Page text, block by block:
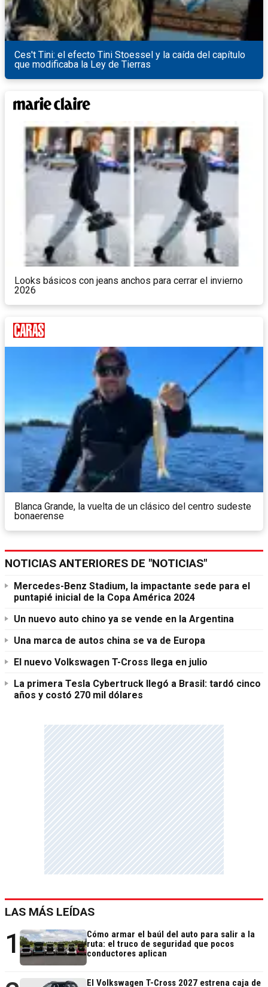
Ces't Tini: el efecto Tini Stoessel y la caída del capítulo
que modificaba la Ley de Tierras
Looks básicos con jeans anchos para cerrar el invierno
2026
Blanca Grande, la vuelta de un clásico del centro sudeste
bonaerense
NOTICIAS ANTERIORES DE "NOTICIAS"
Mercedes-Benz Stadium, la impactante sede para el
puntapié inicial de la Copa América 2024
Un nuevo auto chino ya se vende en la Argentina
Una marca de autos china se va de Europa
El nuevo Volkswagen T-Cross llega en julio
La primera Tesla Cybertruck llegó a Brasil: tardó cinco
años y costó 270 mil dólares
LAS MÁS LEÍDAS
1
Cómo armar el baúl del auto para salir a la
ruta: el truco de seguridad que pocos
conductores aplican
El Volkswagen T-Cross 2027 estrena caja de